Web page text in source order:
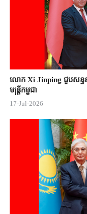
លោក Xi Jinping ជួបសន្ទ
មន្ត្រីកម្ពុជា
17-Jul-2026